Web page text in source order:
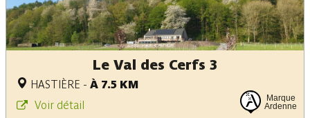
Le Val des Cerfs 3
HASTIÈRE - À 7.5 KM
Voir détail
Marque
Ardenne